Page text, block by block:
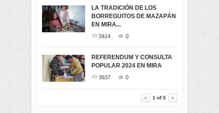
LA TRADICIÓN DE LOS
BORREGUITOS DE MAZAPÁN
EN MIRA...
3414 0
REFERENDUM Y CONSULTA
POPULAR 2024 EN MIRA
3637 0
MIRA
TRIUNFO DE...
VIRTUALES ASAMBLEISTAS
POR LA PROVINCIA DEL
CARCHI...
MIRA.EC FUE
GALARDONADA
1 of3